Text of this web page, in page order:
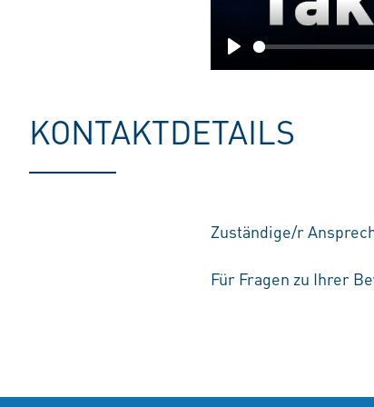
Play
KONTAKTDETAILS
Zuständige/r
Für Fragen zu Ihrer